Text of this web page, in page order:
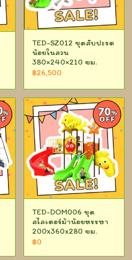
TED-SZ012 ชุดสับปะรด
น้อยในสวน
380×240×210 ซม.
฿26,500
TED-DOM006 ชุด
สไลเดอร์ม้าน้อยหรรษา
200x360x280 ซม.
฿0